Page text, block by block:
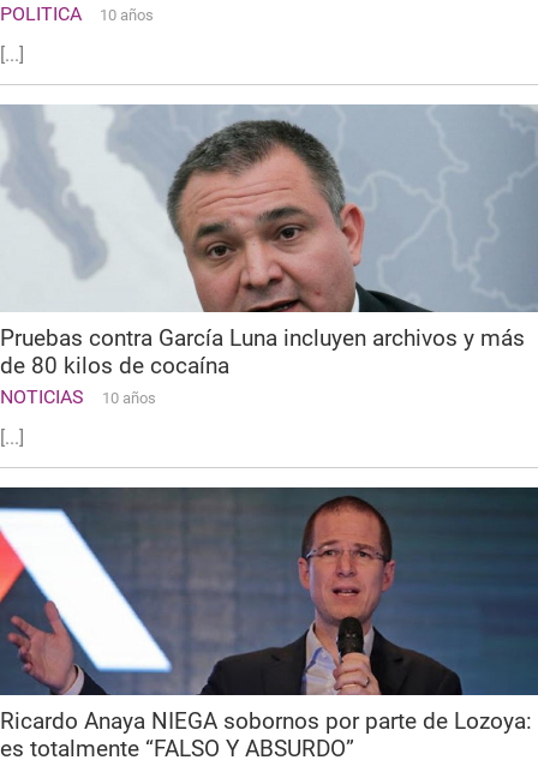
POLITICA 10 años
[...]
Pruebas contra García Luna incluyen archivos y más
de 80 kilos de cocaína
NOTICIAS 10 años
[...]
Ricardo Anaya NIEGA sobornos por parte de Lozoya:
es totalmente “FALSO Y ABSURDO”